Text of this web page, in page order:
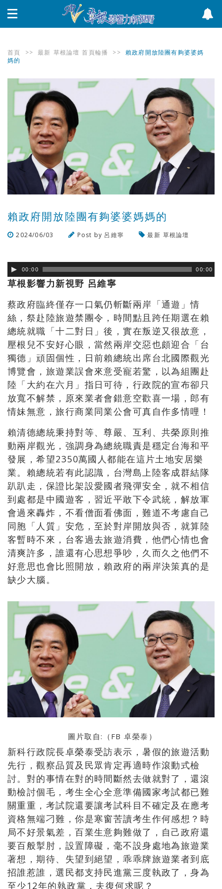
首頁 >> 最新 草根論壇 首頁輪播 >> 賴政府開放陸團有夠婆婆媽
媽的
賴政府開放陸團有夠婆婆媽媽的
2024/06/03 Post by 呂維寧 最新 草根論壇
00:00 00:00
草根影響力新視野 呂維寧
蔡政府臨終僅存一口氣仍斬斷兩岸「通遊」情
絲，祭赴陸旅遊禁團令，時間點且跨任期選在賴
總統就職「十二對日」後，實在叛逆又很故意，
壓根兒不安好心眼，當然兩岸交惡也頗迎合「台
獨德」頑固個性，日前賴總統出席台北國際觀光
博覽會，旅遊業誤會來意受寵若驚，以為組團赴
陸「大約在六月」指日可待，行政院的宣布卻只
放寬不解禁，原來業者會錯意空歡喜一場，郎有
情妹無意，旅行商業同業公會可真自作多情哩！
賴清德總統秉持對等、尊嚴、互利、共榮原則推
動兩岸觀光，強調身為總統職責是穩定台海和平
發展，希望2350萬國人都能在這片土地安居樂
業。賴總統若有此認識，台灣島上陸客成群結隊
趴趴走，保證比架設愛國者飛彈安全，就不相信
到處都是中國遊客，習近平敢下令武統，解放軍
會過來轟炸，不看僧面看佛面，難道不考慮自己
同胞「人質」安危，至於對岸開放與否，就算陸
客暫時不來，台客過去旅遊消費，他們心情也會
清爽許多，誰還有心思想爭吵，久而久之他們不
好意思也會比照開放，賴政府的兩岸決策真的是
缺少大腦。
圖片取自:（FB卓榮泰 ）
新科行政院長卓榮泰受訪表示，暑假的旅遊活動
先行，觀察品質及民眾肯定再適時作滾動式檢
討。對的事情在對的時間斷然去做就對了，還滾
動檢討個毛，考生全心全意準備國家考試都已難
關重重，考試院還要讓考試科目不確定及在應考
資格無端刁難，你是寒窗苦讀考生作何感想？時
局不好景氣差，百業生意夠難做了，自己政府還
要百般掣肘，設置障礙，毫不設身處地為旅遊業
著想，期待、失望到絕望，乖乖牌旅遊業者到底
招誰惹誰，選民都支持民進黨三度執政了，身為
至少12年的執政黨，夫復何求呢？